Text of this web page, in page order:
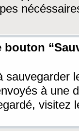
bouton
sauvegarder
à une
visitez